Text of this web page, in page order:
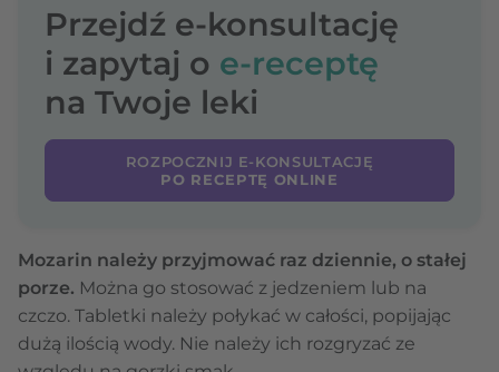
Przejdź e-konsultację
i zapytaj o e-receptę
na Twoje leki
ROZPOCZNIJ E-KONSULTACJĘ
PO RECEPTĘ ONLINE
Mozarin należy przyjmować raz dziennie, o stałej
porze. Można go stosować z jedzeniem lub na
czczo. Tabletki należy połykać w całości, popijając
dużą ilością wody. Nie należy ich rozgryzać ze